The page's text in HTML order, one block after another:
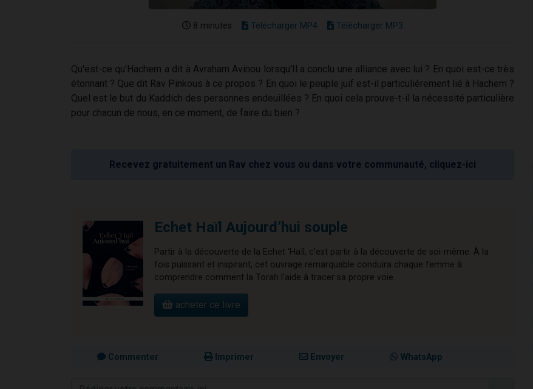
8 minutes Télécharger MP4 Télécharger MP3
Qu'est-ce qu'Hachem a dit à Avraham Avinou lorsqu'Il a conclu une alliance avec lui ? En quoi est-ce très
étonnant ? Que dit Rav Pinkous à ce propos ? En quoi le peuple juif est-il particulièrement lié à Hachem ?
Quel est le but du Kaddich des personnes endeuillées ? En quoi cela prouve-t-il la nécessité particulière
pour chacun de nous, en ce moment, de faire du bien ?
Recevez gratuitement un Rav chez vous ou dans votre communauté, cliquez-ici
Echet Haïl Aujourd’hui souple
Partir à la découverte de la Echet ‘Haïl, c’est partir à la découverte de soi-même. À la
fois puissant et inspirant, cet ouvrage remarquable conduira chaque femme à
comprendre comment la Torah l’aide à tracer sa propre voie.
acheter ce livre
Commenter Imprimer Envoyer WhatsApp